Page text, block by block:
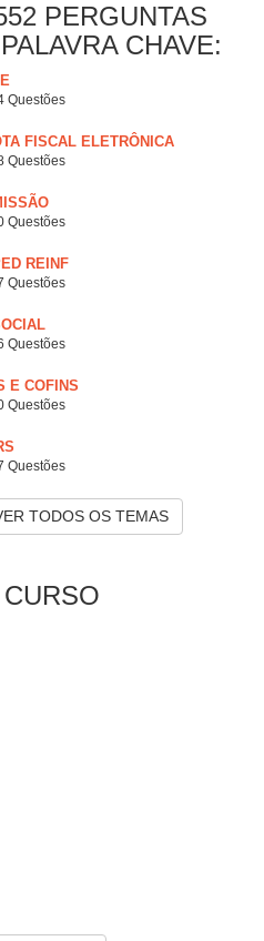
PERGUNTAS
CHAVE:
Questões
FISCAL ELETRÔNICA
Questões
Questões
REINF
Questões
Questões
E COFINS
Questões
Questões
TODOS OS TEMAS